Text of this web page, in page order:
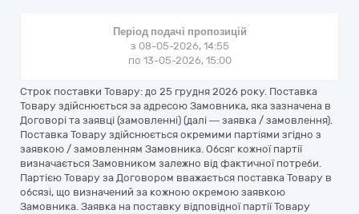
Період подачі пропозицій
з 08-05-2026, 14:55
по 13-05-2026, 15:00
Строк поставки Товару: до 25 грудня 2026 року. Поставка
Товару здійснюється за адресою Замовника, яка зазначена в
Договорі та заявці (замовленні) (далі — заявка / замовлення).
Поставка Товару здійснюється окремими партіями згідно з
заявкою / замовленням Замовника. Обсяг кожної партії
визначається Замовником залежно від фактичної потреби.
Партією Товару за Договором вважається поставка Товару в
обсязі, що визначений за кожною окремою заявкою
Замовника. Заявка на поставку відповідної партії Товару